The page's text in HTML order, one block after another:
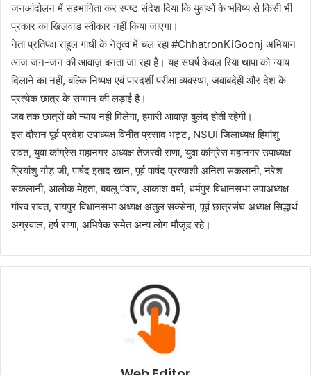
जनआंदोलन में सहभागिता कर स्पष्ट संदेश दिया कि युवाओं के भविष्य से किसी भी
प्रकार का खिलवाड़ स्वीकार नहीं किया जाएगा।
नेता प्रतिपक्ष राहुल गांधी के नेतृत्व में चल रहा #ChhatronKiGoonj अभियान
आज जन-जन की आवाज़ बनता जा रहा है। यह संघर्ष केवल रिया थापा को न्याय
दिलाने का नहीं, बल्कि निष्पक्ष एवं पारदर्शी परीक्षा व्यवस्था, जवाबदेही और देश के
प्रत्येक छात्र के सम्मान की लड़ाई है।
जब तक छात्रों को न्याय नहीं मिलेगा, हमारी आवाज़ बुलंद होती रहेगी।
इस दौरान पूर्व प्रदेश उपाध्यक्ष विनीत प्रसाद भट्ट, NSUI जिलाध्यक्ष हिमांशु
रावत, युवा कांग्रेस महानगर अध्यक्ष तेजस्वी राणा, युवा कांग्रेस महानगर उपाध्यक्ष
प्रियांशु गौड़ जी, पार्षद इताद खान, पूर्व पार्षद प्रत्याशी अनिता सकलानी, नरेश
सकलानी, आलोक मेहता, बबलू पंवार, आकाश वर्मा, धर्मपुर विधानसभा उपाअध्यक्ष
गौरव रावत, रायपुर विधानसभा अध्यक्ष अतुल सक्सेना, पूर्व छात्रसंघ अध्यक्ष सिद्धार्थ
अग्रवाल, हर्ष राणा, अभिषेक समेत अन्य लोग मौजूद रहे।